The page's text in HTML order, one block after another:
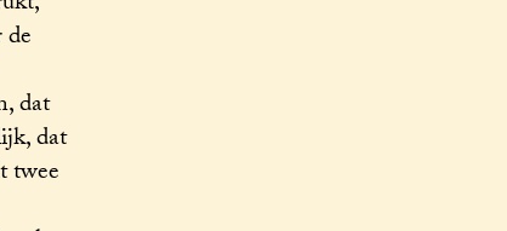
dat
dat
twee